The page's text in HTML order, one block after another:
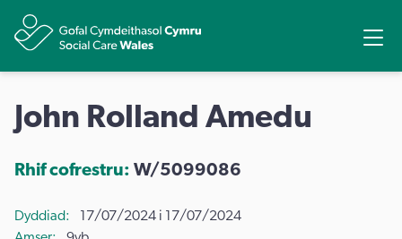
John Rolland Amedu
Rhif cofrestru: W/5099086
Dyddiad
17/07/2024 i 17/07/2024